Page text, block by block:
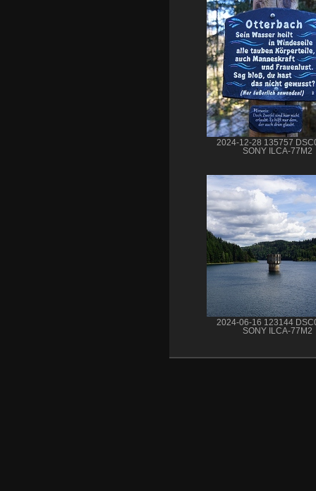
2024-12-28 135757
SONY ILCA-77M2
2024-06-16 123144
SONY ILCA-77M2